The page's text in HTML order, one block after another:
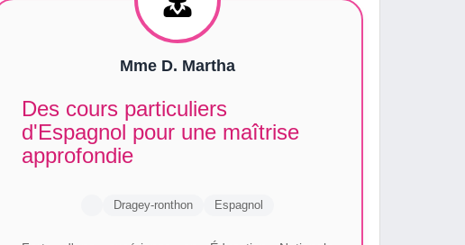
Mme D. Martha
Des cours particuliers
d'Espagnol pour une maîtrise
approfondie
Dragey-ronthon Espagnol